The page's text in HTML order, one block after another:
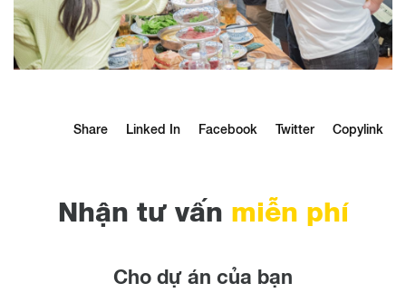
Share Linked In Facebook Twitter Copylink
Nhận tư vấn miễn phí
Cho dự án của bạn